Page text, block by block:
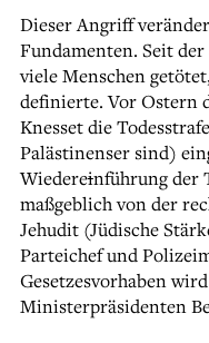
Dieser Angriff
Fundamenten. Seit
viele Menschen
definierte. Vor Ostern
Knesset die
Palästinenser sind)
Wiedereinführung der
maßgeblich von der
Jehudit (Jüdische
Parteichef und
Gesetzesvorhaben
Ministerpräsidenten